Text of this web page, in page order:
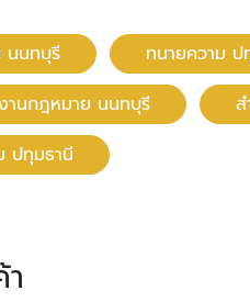
นนทบุรี ทนายความ ป
านกฎหมาย นนทบุรี
ปทุมธานี